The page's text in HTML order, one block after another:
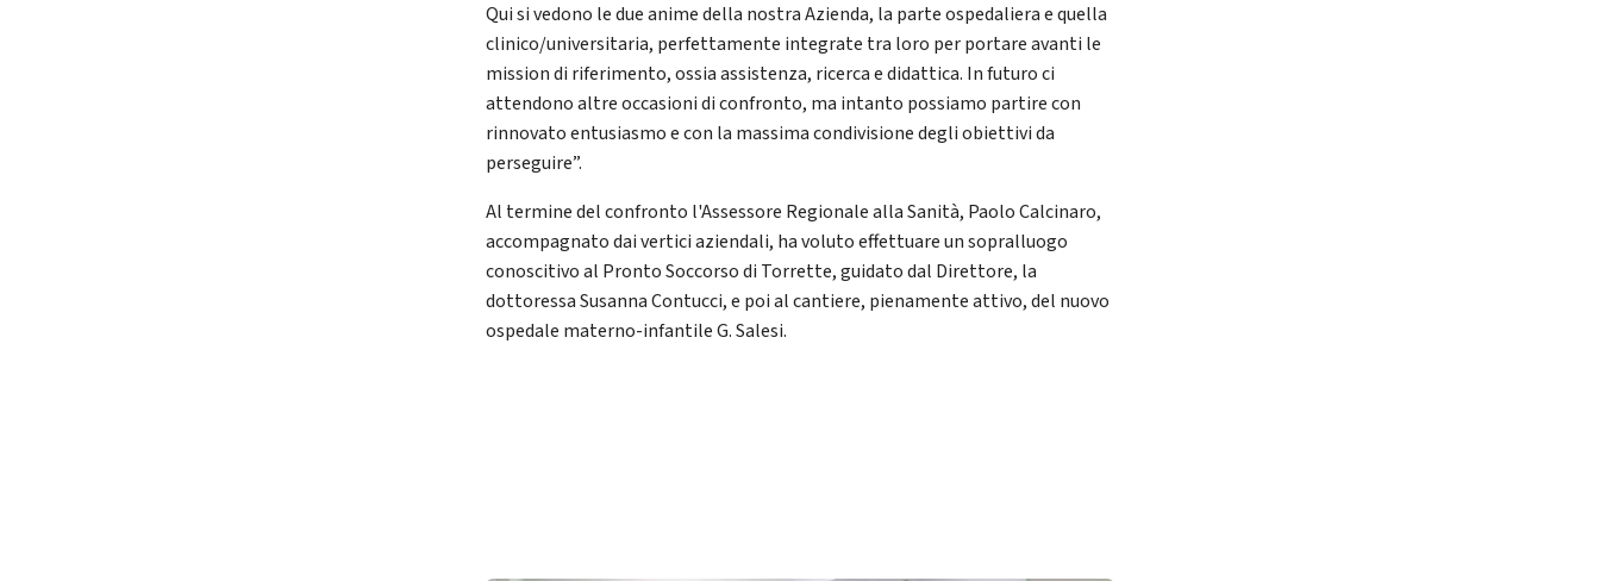
Qui si vedono le due anime della nostra Azienda, la parte ospedaliera e quella
clinico/universitaria, perfettamente integrate tra loro per portare avanti le
mission di riferimento, ossia assistenza, ricerca e didattica. In futuro ci
attendono altre occasioni di confronto, ma intanto possiamo partire con
rinnovato entusiasmo e con la massima condivisione degli obiettivi da
perseguire”.
Al termine del confronto l'Assessore Regionale alla Sanità, Paolo Calcinaro,
accompagnato dai vertici aziendali, ha voluto effettuare un sopralluogo
conoscitivo al Pronto Soccorso di Torrette, guidato dal Direttore, la
dottoressa Susanna Contucci, e poi al cantiere, pienamente attivo, del nuovo
ospedale materno-infantile G. Salesi.